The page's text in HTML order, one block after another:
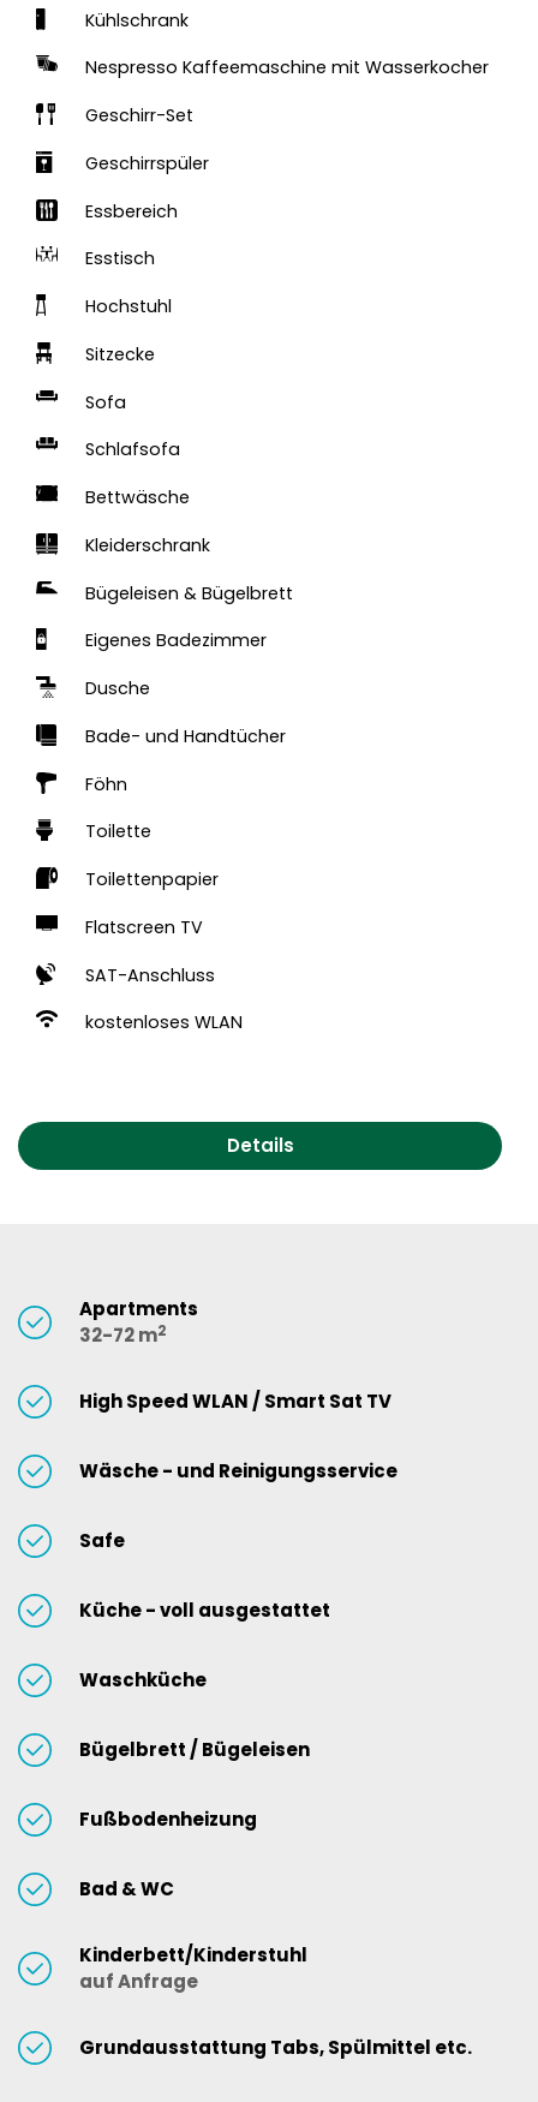
Kühlschrank
Nespresso Kaffeemaschine mit Wasserkocher
Geschirr-Set
Geschirrspüler
Essbereich
Esstisch
Hochstuhl
Sitzecke
Sofa
Schlafsofa
Bettwäsche
Kleiderschrank
Bügeleisen & Bügelbrett
Eigenes Badezimmer
Dusche
Bade- und Handtücher
Föhn
Toilette
Toilettenpapier
Flatscreen TV
SAT-Anschluss
kostenloses WLAN
Details
Apartments
32-72 m2
High Speed WLAN / Smart Sat TV
Wäsche - und Reinigungsservice
Safe
Küche - voll ausgestattet
Waschküche
Bügelbrett / Bügeleisen
Fußbodenheizung
Bad & WC
Kinderbett/Kinderstuhl
auf Anfrage
Grundausstattung Tabs, Spülmittel etc.